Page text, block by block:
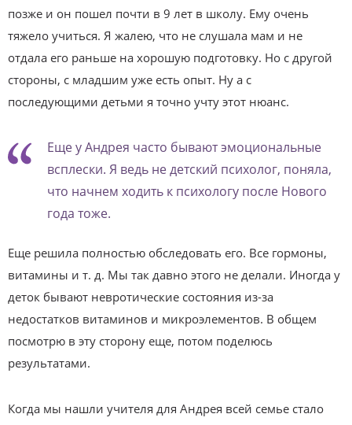
позже и он пошел почти в 9 лет в школу. Ему очень
тяжело учиться. Я жалею, что не слушала мам и не
отдала его раньше на хорошую подготовку. Но с другой
стороны, с младшим уже есть опыт. Ну а с
последующими детьми я точно учту этот нюанс.
Еще у Андрея часто бывают эмоциональные
всплески. Я ведь не детский психолог, поняла,
что начнем ходить к психологу после Нового
года тоже.
Еще решила полностью обследовать его. Все гормоны,
витамины и т. д. Мы так давно этого не делали. Иногда у
деток бывают невротические состояния из-за
недостатков витаминов и микроэлементов. В общем
посмотрю в эту сторону еще, потом поделюсь
результатами.
Когда мы нашли учителя для Андрея всей семье стало